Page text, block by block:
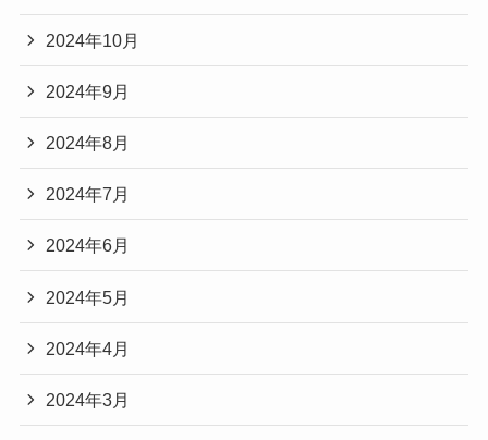
2024年10月
2024年9月
2024年8月
2024年7月
2024年6月
2024年5月
2024年4月
2024年3月